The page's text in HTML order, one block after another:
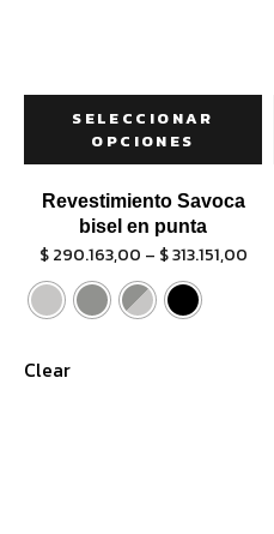
SELECCIONAR
OPCIONES
Revestimiento Savoca
bisel en punta
$290.163,00 – $313.151,00
Clear